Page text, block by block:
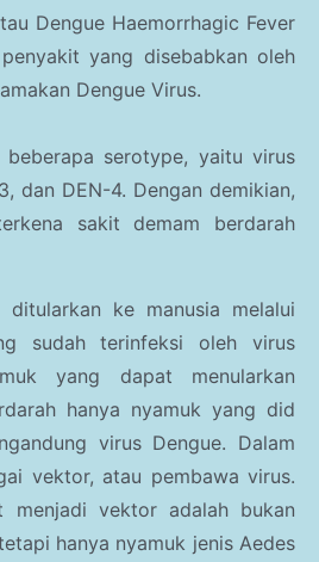
Dengue Haemorrhagic Fever
yang disebabkan oleh
Dengue Virus.
serotype, yaitu virus
dan DEN-4. Dengan demikian,
sakit demam berdarah
ke manusia melalui
sudah terinfeksi oleh virus
yang dapat menularkan
hanya nyamuk yang did
virus Dengue. Dalam
vektor, atau pembawa virus.
menjadi vektor adalah bukan
hanya nyamuk jenis Aedes